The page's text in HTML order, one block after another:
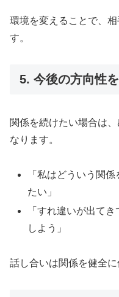
環境を変えることで、
す。
5. 今後の方向性
関係を続けたい場合は
なります。
「私はどういう関
たい」
「すれ違いが出て
しよう」
話し合いは関係を健全に